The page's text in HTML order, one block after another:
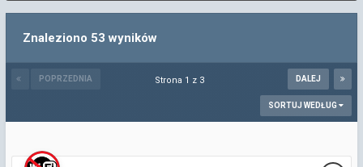
Znaleziono 53 wyników
POPRZEDNIA DALEJ
Strona 1 z 3
SORTUJ WEDŁUG